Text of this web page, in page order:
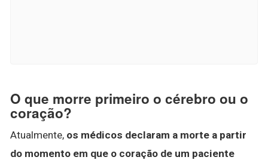
O que morre primeiro o cérebro ou o
coração?
Atualmente, os médicos declaram a morte a partir
do momento em que o coração de um paciente